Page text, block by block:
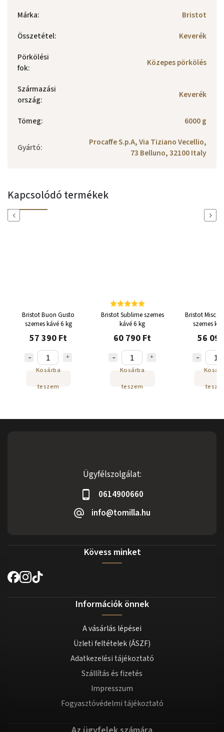
Márka:
Bristot
Összetétel:
Keverék
Pörkölési
fok: Közepes pörkölés
Származási
ország: Keverék
Tömeg: 6000 g
Gyártó:
Procaffe S.p.A, Via Tiziano Vecellio,
73 Belluno, 32100 Italy
Kapcsolódó termékek
Previous
Bristot Buon Gusto
szemes kávé 6 kg
57 390 Ft
Kosárba
teszem
Bristot Sublime szemes
kávé 6 kg
60 790 Ft
Kosárba
teszem
Bristot
szemes
56
Next
Ügyfélszolgálat:
0614900660
info@tomilla.hu
Kövess minket
Információk önnek
A vásárlás lépései
Üzleti feltételek (ÁSZF)
Adatkezelési tájékoztató
Szállítás és fizetés
Impresszum
Fogyasztóvédelmi tájékoztató